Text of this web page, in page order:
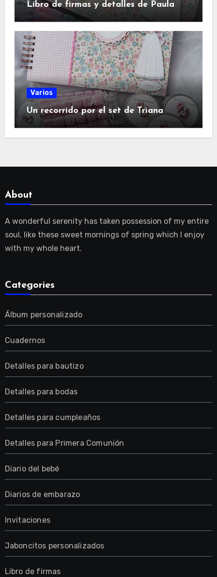
Libro de firmas y detalles de Paula
Varios
Un recorrido por el set de Triana
About
A wonderful serenity has taken possession of my entire
soul, like these sweet mornings of spring which I enjoy
with my whole heart.
Categories
Álbum personalizado
Cuadernos
Detalles para bautizo
Detalles para bodas
Detalles para cumpleaños
Detalles para Primera Comunión
Diario del bebé
Diarios de embarazo
Invitaciones
Jaboncitos personalizados
Libro de firmas